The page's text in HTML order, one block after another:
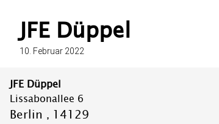
JFE Düppel
10. Februar 2022
JFE Düppel
Lissabonallee 6
Berlin , 14129